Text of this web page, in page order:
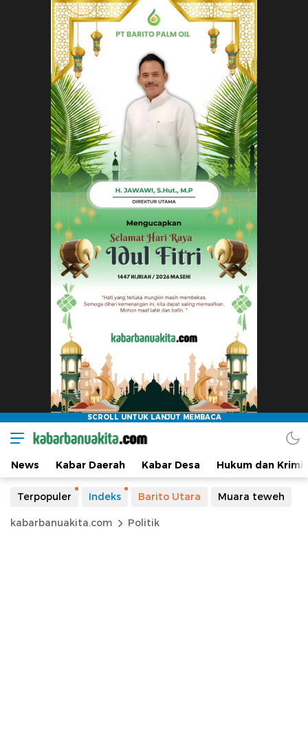
News Kabar Daerah Kabar Desa Hukum dan
Terpopuler Indeks Barito Utara Muara teweh
kabarbanuakita.com Politik